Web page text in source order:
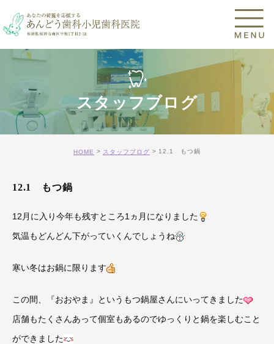
スタッフブログ
HOME スタッフブログ 12.1 もつ鍋
12.1 もつ鍋
12月に入り今年も残すところ1ヵ月になりました
気温もどんどん下がっていくんでしょうね
寒い冬はお鍋に限ります
この間、『おおやま』というもつ鍋屋さんにいってきました
店舗もたくさんあって個室もあるのでゆっくりと鍋を楽しむこと
ができました